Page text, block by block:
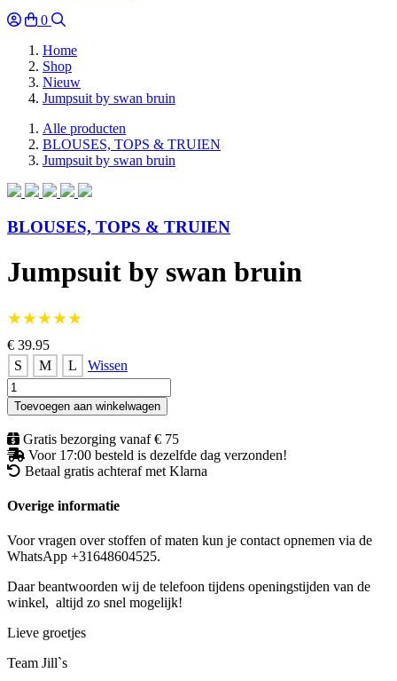
0
Home
Shop
Nieuw
Jumpsuit by swan bruin
Alle producten
BLOUSES, TOPS & TRUIEN
Jumpsuit by swan bruin
BLOUSES, TOPS & TRUIEN
Jumpsuit by swan bruin
★★★★★
€ 39.95
S
M L
Wissen
Jumpsuit
by
swan
bruin
aantal
Toevoegen aan winkelwagen
Gratis bezorging vanaf € 75
Voor 17:00 besteld is dezelfde dag verzonden!
Betaal gratis achteraf met Klarna
Overige informatie
Voor vragen over stoffen of maten kun je contact opnemen via de
WhatsApp +31648604525.
Daar beantwoorden wij de telefoon tijdens openingstijden van de
winkel, altijd zo snel mogelijk!
Lieve groetjes
Team Jill`s